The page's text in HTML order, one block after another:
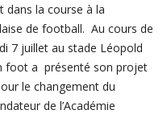
dans la course à la
de football. Au cours de
7 juillet au stade Léopold
foot a présenté son projet
le changement du
de l’Académie